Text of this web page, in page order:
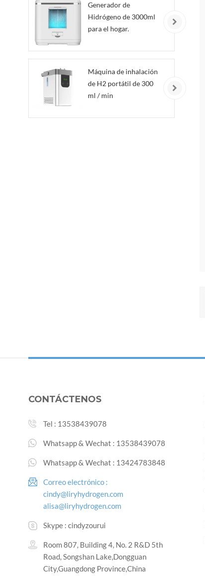
Generador de
Hidrógeno de 3000ml
para el hogar.
Máquina de inhalación
de H2 portátil de 300
ml / min
CONTÁCTENOS
Tel : 13538439078
Whatsapp & Wechat : 13538439078
Whatsapp & Wechat : 13424783848
Correo electrónico :
cindy@liryhydrogen.com
alisa@liryhydrogen.com
Skype : cindyzourui
Room 807, Building 4, No. 2 R&D 5th
Road, Songshan Lake,Dongguan
City,Guangdong Province,China